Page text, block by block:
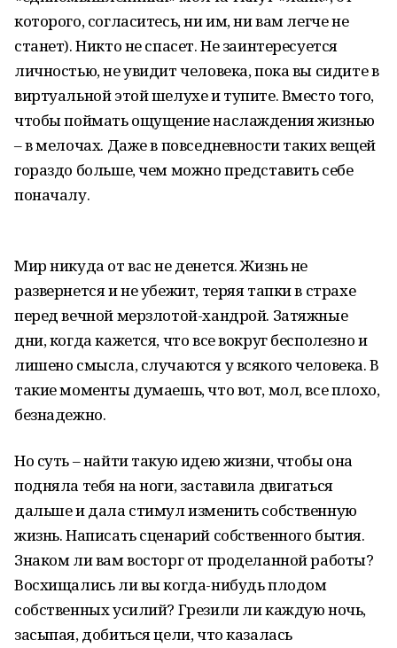
которого, согласитесь, ни им, ни вам легче не
станет). Никто не спасет. Не заинтересуется
личностью, не увидит человека, пока вы сидите в
виртуальной этой шелухе и тупите. Вместо того,
чтобы поймать ощущение наслаждения жизнью
– в мелочах. Даже в повседневности таких вещей
гораздо больше, чем можно представить себе
поначалу.
Мир никуда от вас не денется. Жизнь не
развернется и не убежит, теряя тапки в страхе
перед вечной мерзлотой-хандрой. Затяжные
дни, когда кажется, что все вокруг бесполезно и
лишено смысла, случаются у всякого человека. В
такие моменты думаешь, что вот, мол, все плохо,
безнадежно.
Но суть – найти такую идею жизни, чтобы она
подняла тебя на ноги, заставила двигаться
дальше и дала стимул изменить собственную
жизнь. Написать сценарий собственного бытия.
Знаком ли вам восторг от проделанной работы?
Восхищались ли вы когда-нибудь плодом
собственных усилий? Грезили ли каждую ночь,
засыпая, добиться цели, что казалась